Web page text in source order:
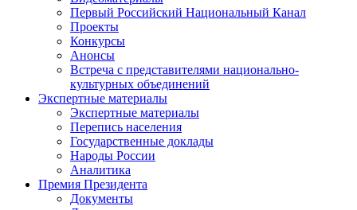
Первый Российский Национальный Канал
Проекты
Конкурсы
Анонсы
Встреча с представителями национально-
культурных объединений
Экспертные материалы
Экспертные материалы
Перепись населения
Государственные доклады
Народы России
Аналитика
Премия Президента
Документы